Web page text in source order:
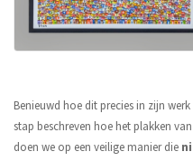
Benieuwd hoe dit precies in zijn
stap beschreven hoe het plakken
doen we op een veilige manier die